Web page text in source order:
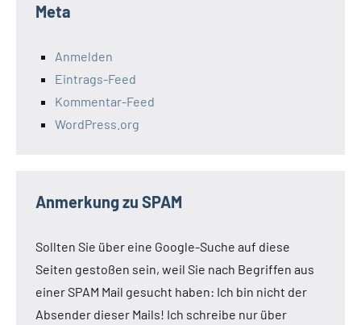
Meta
Anmelden
Eintrags-Feed
Kommentar-Feed
WordPress.org
Anmerkung zu SPAM
Sollten Sie über eine Google-Suche auf diese
Seiten gestoßen sein, weil Sie nach Begriffen aus
einer SPAM Mail gesucht haben: Ich bin nicht der
Absender dieser Mails! Ich schreibe nur über